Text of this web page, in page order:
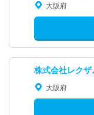
大阪府
株式会社レクザ
大阪府